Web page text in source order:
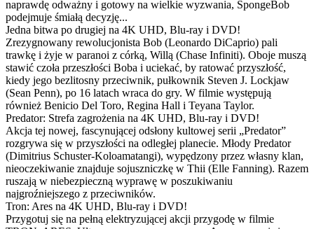
naprawdę odważny i gotowy na wielkie wyzwania, SpongeBob
podejmuje śmiałą decyzję...
Jedna bitwa po drugiej na 4K UHD, Blu-ray i DVD!
Zrezygnowany rewolucjonista Bob (Leonardo DiCaprio) pali
trawkę i żyje w paranoi z córką, Willą (Chase Infiniti). Oboje muszą
stawić czoła przeszłości Boba i uciekać, by ratować przyszłość,
kiedy jego bezlitosny przeciwnik, pułkownik Steven J. Lockjaw
(Sean Penn), po 16 latach wraca do gry. W filmie występują
również Benicio Del Toro, Regina Hall i Teyana Taylor.
Predator: Strefa zagrożenia na 4K UHD, Blu-ray i DVD!
Akcja tej nowej, fascynującej odsłony kultowej serii „Predator”
rozgrywa się w przyszłości na odległej planecie. Młody Predator
(Dimitrius Schuster-Koloamatangi), wypędzony przez własny klan,
nieoczekiwanie znajduje sojuszniczkę w Thii (Elle Fanning). Razem
ruszają w niebezpieczną wyprawę w poszukiwaniu
najgroźniejszego z przeciwników.
Tron: Ares na 4K UHD, Blu-ray i DVD!
Przygotuj się na pełną elektryzującej akcji przygodę w filmie